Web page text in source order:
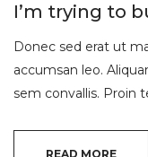
I’m trying to
Donec sed erat ut
accumsan leo.
sem convallis. Proin
READ MORE